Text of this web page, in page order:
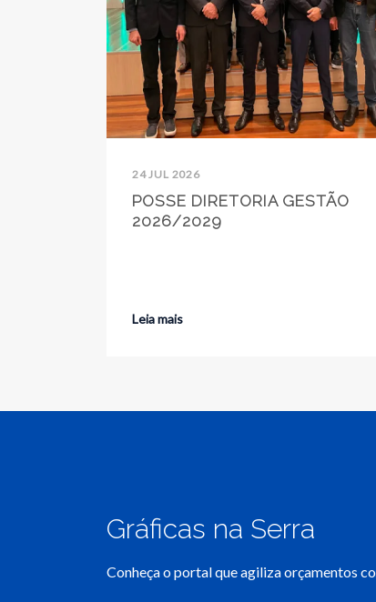
24 JUL 2026
POSSE DIRETORIA GESTÃO
2026/2029
Leia mais
Gráficas na Serra
Conheça o portal que agiliza orçamentos